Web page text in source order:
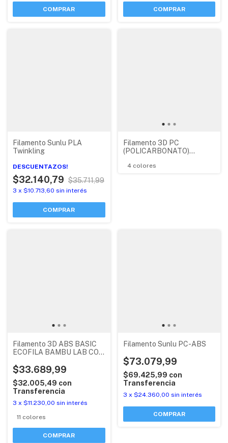
COMPRAR COMPRAR
Filamento Sunlu PLA
Twinkling
DESCUENTAZOS!
$32.140,79 $35.711,99
3 x $10.713,60 sin interés
Filamento 3D PC
(POLICARBONATO)
RFID
4 colores
Filamento 3D ABS BASIC
ECOFILA BAMBU LAB CON
$33.689,99
$32.005,49 con
Transferencia
3 x $11.230,00 sin interés
11 colores
COMPRAR
Filamento Sunlu PC-ABS
$73.079,99
$69.425,99 con
Transferencia
3 x $24.360,00 sin interés
COMPRAR